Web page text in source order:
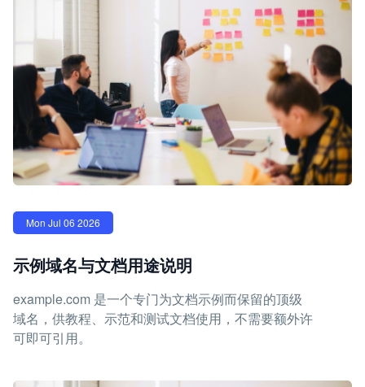
Mon Jul 06 2026
示例域名与文档用途说明
example.com 是一个专门为文档示例而保留的顶级
域名，供教程、示范和测试文档使用，不需要额外许
可即可引用。